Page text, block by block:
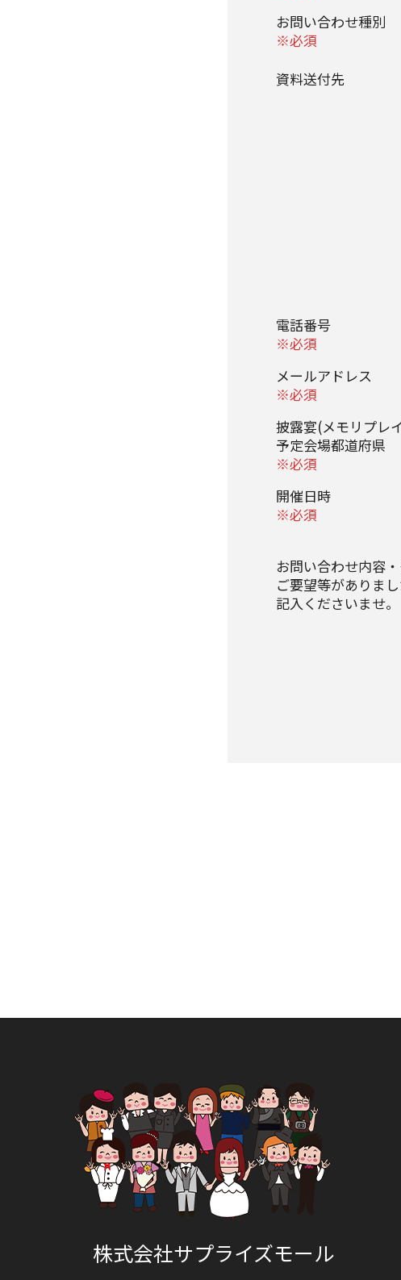
お問い合わせ種別
※必須
資料送付先
電話番号
※必須
メールアドレス
※必須
披露宴(メモリプレ
予定会場都道府県
※必須
開催日時
※必須
お問い合わせ内容
ご要望等がありま
記入くださいませ。
株式会社サプライズモール